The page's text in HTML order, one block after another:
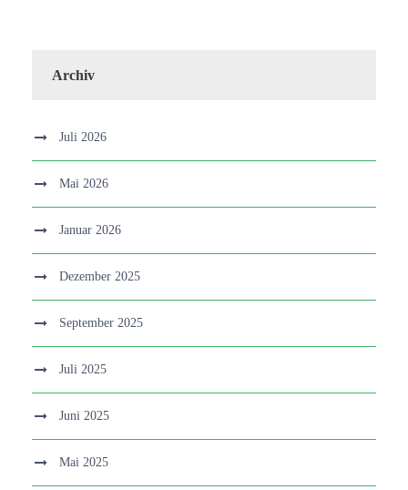
Archiv
Juli 2026
Mai 2026
Januar 2026
Dezember 2025
September 2025
Juli 2025
Juni 2025
Mai 2025